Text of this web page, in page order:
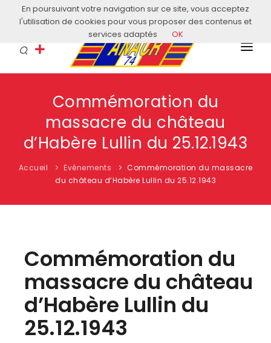
Courriel: contact@anacr74.fr
L’ANACR
EVÈNEMENTS
COMITÉS LOCAUX
HISTOIRE & EDUCATION
Commémoration du
massacre du château
d’Habère Lullin du 25.12.1943
Accueil Evènements
Commémoration du massacre
du château d’Habère Lullin du 25.12.1943
Commémoration du
massacre du château
d’Habère Lullin du
25.12.1943
En poursuivant votre navigation sur ce site, vous acceptez
l'utilisation de cookies pour vous proposer des contenus et
services adaptés
OK